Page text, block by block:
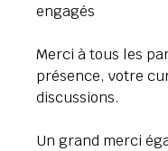
engagés
Merci à tous les
présence, votre
discussions.
Un grand merci